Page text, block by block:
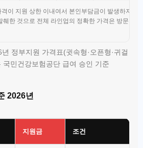
이 지원 상한 이내여서 본인부담금이 발생하지 않
췌한 것으로 전체 라인업의 정확한 가격은 방문 상
정부지원 가격표(귓속형·오픈형·귀걸
국민건강보험공단 급여 승인 기준
2026년
지원금 조건